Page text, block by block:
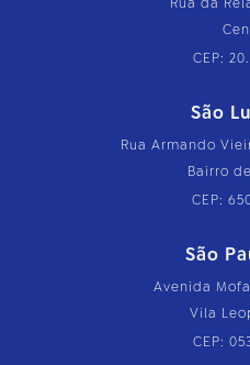
Rua da
CEP:
São
Rua Armando
Bairro
CEP:
São
Avenida
Vila
CEP: